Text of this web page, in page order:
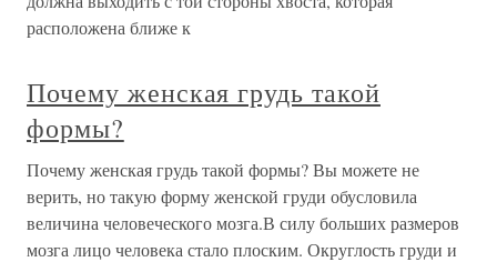
расположена ближе к
Почему женская грудь такой
формы?
Почему женская грудь такой формы? Вы можете не
верить, но такую форму женской груди обусловила
величина человеческого мозга.В силу больших размеров
мозга лицо человека стало плоским. Округлость груди и